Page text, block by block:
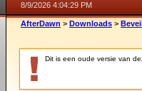
8/9/2026 4:04:29 PM
AfterDawn > Downloads >
Dit is een oude versie van